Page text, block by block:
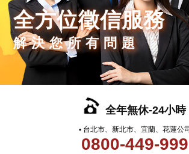
全方位徵信服務
解決您所有問題
全年無休-24小時
▪ 台北市、新北市、宜蘭、花蓮公司
0800-449-999